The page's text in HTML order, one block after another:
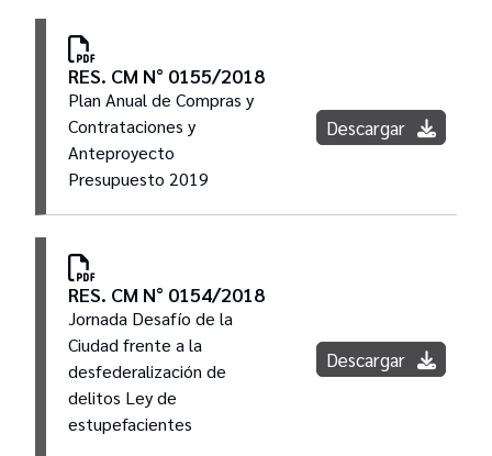
RES. CM N° 0155/2018
Plan Anual de Compras y
Contrataciones y
Anteproyecto
Presupuesto 2019
Descargar
RES. CM N° 0154/2018
Jornada Desafío de la
Ciudad frente a la
desfederalización de
delitos Ley de
estupefacientes
Descargar